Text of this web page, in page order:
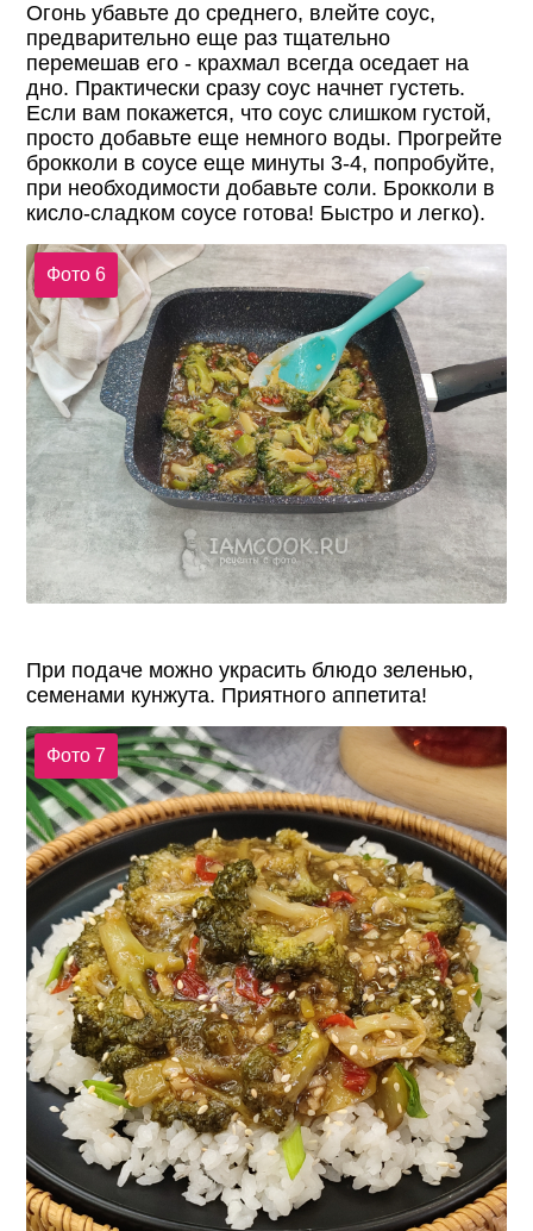
Огонь убавьте до среднего, влейте соус,
предварительно еще раз тщательно
перемешав его - крахмал всегда оседает на
дно. Практически сразу соус начнет густеть.
Если вам покажется, что соус слишком густой,
просто добавьте еще немного воды. Прогрейте
брокколи в соусе еще минуты 3-4, попробуйте,
при необходимости добавьте соли. Брокколи в
кисло-сладком соусе готова! Быстро и легко).
Фото 6
При подаче можно украсить блюдо зеленью,
семенами кунжута. Приятного аппетита!
Фото 7